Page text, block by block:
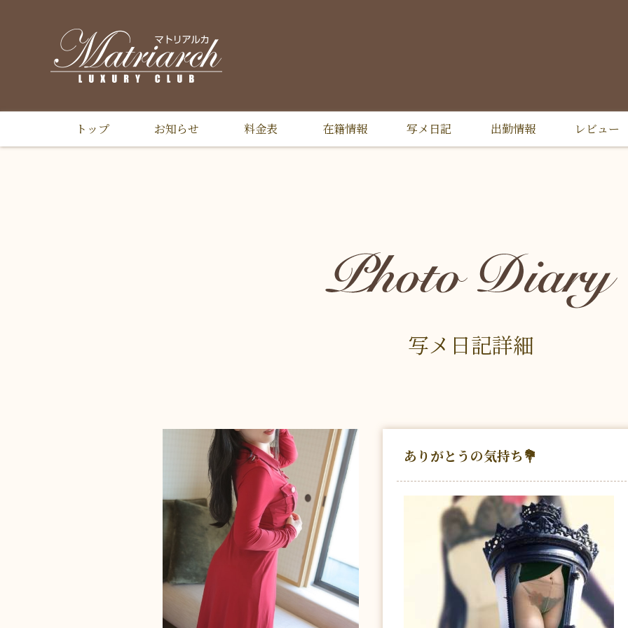
トップ お知らせ 料金表 在籍情報 写メ日記 出勤情報 レビュー
写メ日記詳細
ありがとうの気持ち💐